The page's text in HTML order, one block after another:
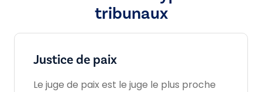
tribunaux
Justice de paix
Le juge de paix est le juge le plus proche